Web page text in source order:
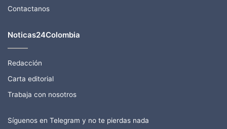
Contactanos
Noticas24Colombia
Redacción
Carta editorial
Trabaja con nosotros
Síguenos en Telegram y no te pierdas nada